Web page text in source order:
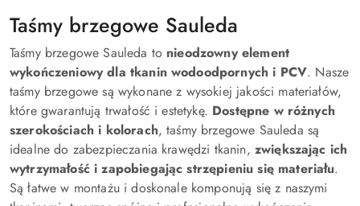
Taśmy brzegowe Sauleda
Taśmy brzegowe Sauleda to nieodzowny element
wykończeniowy dla tkanin wodoodpornych i PCV. Nasze
taśmy brzegowe są wykonane z wysokiej jakości materiałów,
które gwarantują trwałość i estetykę. Dostępne w różnych
szerokościach i kolorach, taśmy brzegowe Sauleda są
idealne do zabezpieczania krawędzi tkanin, zwiększając ich
wytrzymałość i zapobiegając strzępieniu się materiału.
Są łatwe w montażu i doskonale komponują się z naszymi